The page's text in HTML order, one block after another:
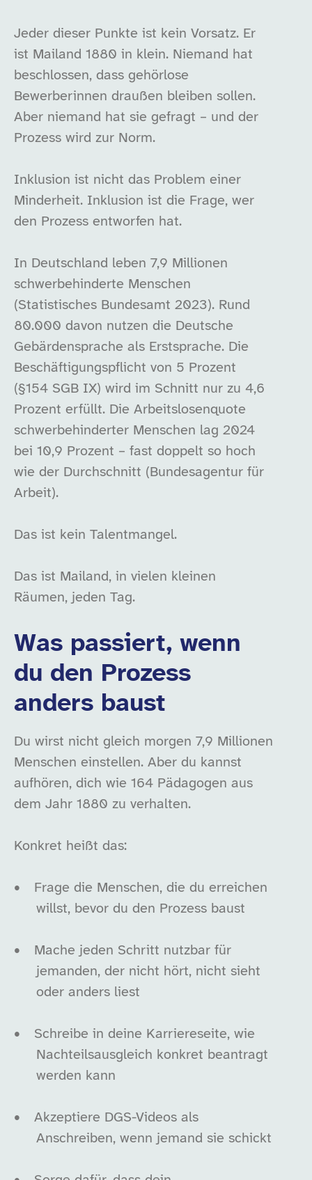
Jeder dieser Punkte ist kein Vorsatz. Er
ist Mailand 1880 in klein. Niemand hat
beschlossen, dass gehörlose
Bewerberinnen draußen bleiben sollen.
Aber niemand hat sie gefragt – und der
Prozess wird zur Norm.
Inklusion ist nicht das Problem einer
Minderheit. Inklusion ist die Frage, wer
den Prozess entworfen hat.
In Deutschland leben 7,9 Millionen
schwerbehinderte Menschen
(Statistisches Bundesamt 2023). Rund
80.000 davon nutzen die Deutsche
Gebärdensprache als Erstsprache. Die
Beschäftigungspflicht von 5 Prozent
(§154 SGB IX) wird im Schnitt nur zu 4,6
Prozent erfüllt. Die Arbeitslosenquote
schwerbehinderter Menschen lag 2024
bei 10,9 Prozent – fast doppelt so hoch
wie der Durchschnitt (Bundesagentur für
Arbeit).
Das ist kein Talentmangel.
Das ist Mailand, in vielen kleinen
Räumen, jeden Tag.
Was passiert, wenn
du den Prozess
anders baust
Du wirst nicht gleich morgen 7,9 Millionen
Menschen einstellen. Aber du kannst
aufhören, dich wie 164 Pädagogen aus
dem Jahr 1880 zu verhalten.
Konkret heißt das:
•
Frage die Menschen, die du erreichen
willst, bevor du den Prozess baust
•
Mache jeden Schritt nutzbar für
jemanden, der nicht hört, nicht sieht
oder anders liest
•
Schreibe in deine Karriereseite, wie
Nachteilsausgleich konkret beantragt
werden kann
•
Akzeptiere DGS-Videos als
Anschreiben, wenn jemand sie schickt